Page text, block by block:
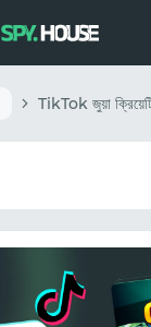
TikTok জুয়া